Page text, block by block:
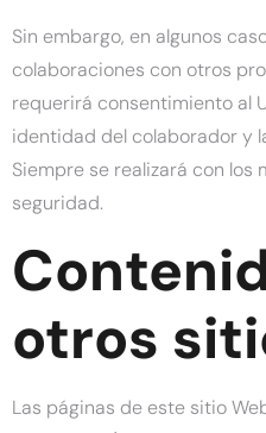
Sin embargo, en algunos
colaboraciones con otros
requerirá consentimiento al
identidad del colaborador y
Siempre se realizará con
seguridad.
otros
Las páginas de este sitio